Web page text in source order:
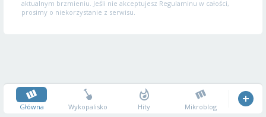
aktualnym brzmieniu. Jeśli nie akceptujesz Regulaminu w całości,
prosimy o niekorzystanie z serwisu.
Główna Wykopalisko Hity Mikroblog